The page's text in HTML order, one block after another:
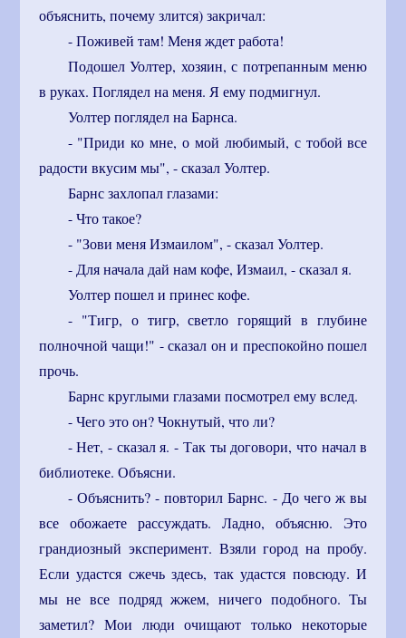
объяснить, почему злится) закричал:
- Поживей там! Меня ждет работа!
Подошел Уолтер, хозяин, с потрепанным меню
в руках. Поглядел на меня. Я ему подмигнул.
Уолтер поглядел на Барнса.
- "Приди ко мне, о мой любимый, с тобой все
радости вкусим мы", - сказал Уолтер.
Барнс захлопал глазами:
- Что такое?
- "Зови меня Измаилом", - сказал Уолтер.
- Для начала дай нам кофе, Измаил, - сказал я.
Уолтер пошел и принес кофе.
- "Тигр, о тигр, светло горящий в глубине
полночной чащи!" - сказал он и преспокойно пошел
прочь.
Барнс круглыми глазами посмотрел ему вслед.
- Чего это он? Чокнутый, что ли?
- Нет, - сказал я. - Так ты договори, что начал в
библиотеке. Объясни.
- Объяснить? - повторил Барнс. - До чего ж вы
все обожаете рассуждать. Ладно, объясню. Это
грандиозный эксперимент. Взяли город на пробу.
Если удастся сжечь здесь, так удастся повсюду. И
мы не все подряд жжем, ничего подобного. Ты
заметил? Мои люди очищают только некоторые